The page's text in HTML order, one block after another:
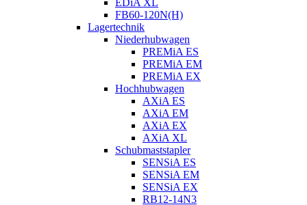
EDiA XL
FB60-120N(H)
Lagertechnik
Niederhubwagen
PREMiA ES
PREMiA EM
PREMiA EX
Hochhubwagen
AXiA ES
AXiA EM
AXiA EX
AXiA XL
Schubmaststapler
SENSiA ES
SENSiA EM
SENSiA EX
RB12-14N3